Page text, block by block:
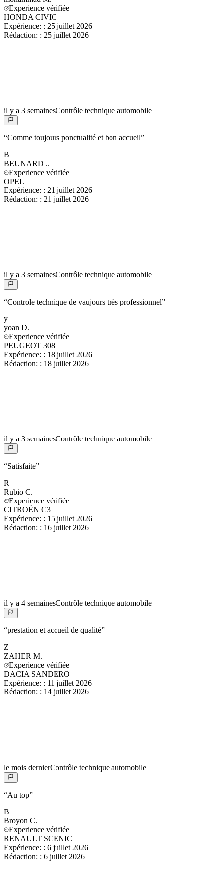
Experience vérifiée
HONDA CIVIC
Expérience: : 25 juillet 2026
Rédaction: : 25 juillet 2026
il y a 3 semainesContrôle technique automobile
“Comme toujours ponctualité et bon accueil”
B
BEUNARD ..
Experience vérifiée
OPEL
Expérience: : 21 juillet 2026
Rédaction: : 21 juillet 2026
il y a 3 semainesContrôle technique automobile
“Controle technique de vaujours très professionnel”
y
yoan D.
Experience vérifiée
PEUGEOT 308
Expérience: : 18 juillet 2026
Rédaction: : 18 juillet 2026
il y a 3 semainesContrôle technique automobile
“Satisfaite”
R
Rubio C.
Experience vérifiée
CITROËN C3
Expérience: : 15 juillet 2026
Rédaction: : 16 juillet 2026
il y a 4 semainesContrôle technique automobile
“prestation et accueil de qualité”
Z
ZAHER M.
Experience vérifiée
DACIA SANDERO
Expérience: : 11 juillet 2026
Rédaction: : 14 juillet 2026
le mois dernierContrôle technique automobile
“Au top”
B
Broyon C.
Experience vérifiée
RENAULT SCENIC
Expérience: : 6 juillet 2026
Rédaction: : 6 juillet 2026